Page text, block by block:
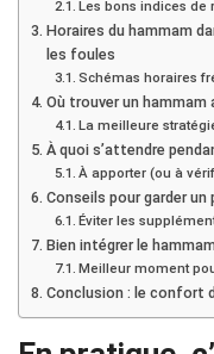
Les bons indices de
Horaires du hammam
les foules
Schémas horaires
Où trouver un hammam
La meilleure
À quoi s’attendre
À apporter (ou à
Conseils pour garder
Éviter les
Bien intégrer le
Meilleur moment
Conclusion : le confort